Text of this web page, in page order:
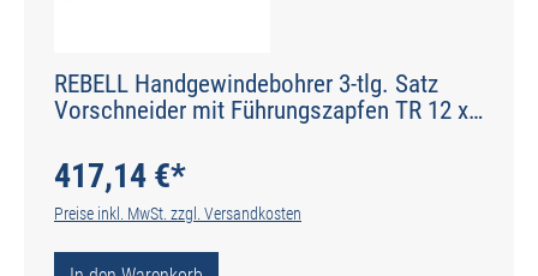
REBELL Handgewindebohrer 3-tlg. Satz
Vorschneider mit Führungszapfen TR 12 x
- Typ N
417,14 €*
Preise inkl. MwSt. zzgl. Versandkosten